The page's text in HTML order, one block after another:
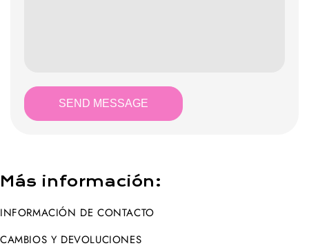
SEND MESSAGE
Más información:
INFORMACIÓN DE CONTACTO
CAMBIOS Y DEVOLUCIONES